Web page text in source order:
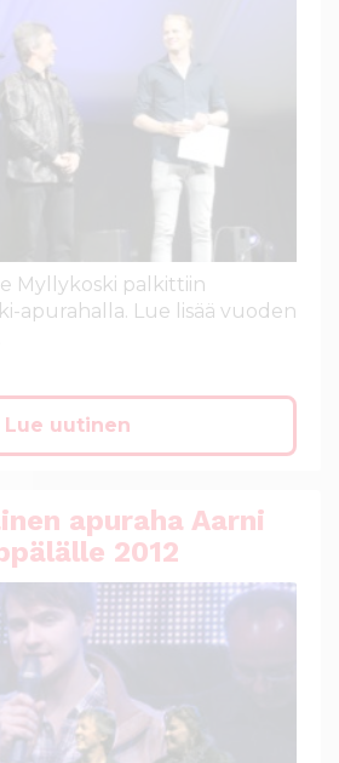
Myllykoski palkittiin
apurahalla. Lue lisää vuoden
Lue uutinen
apuraha Aarni
2012